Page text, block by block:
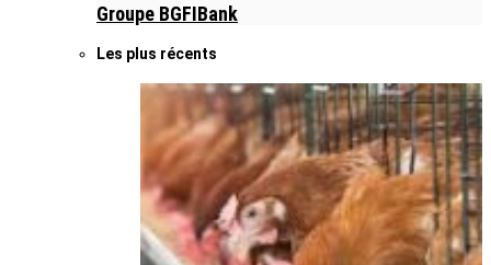
Groupe BGFIBank
Les plus récents